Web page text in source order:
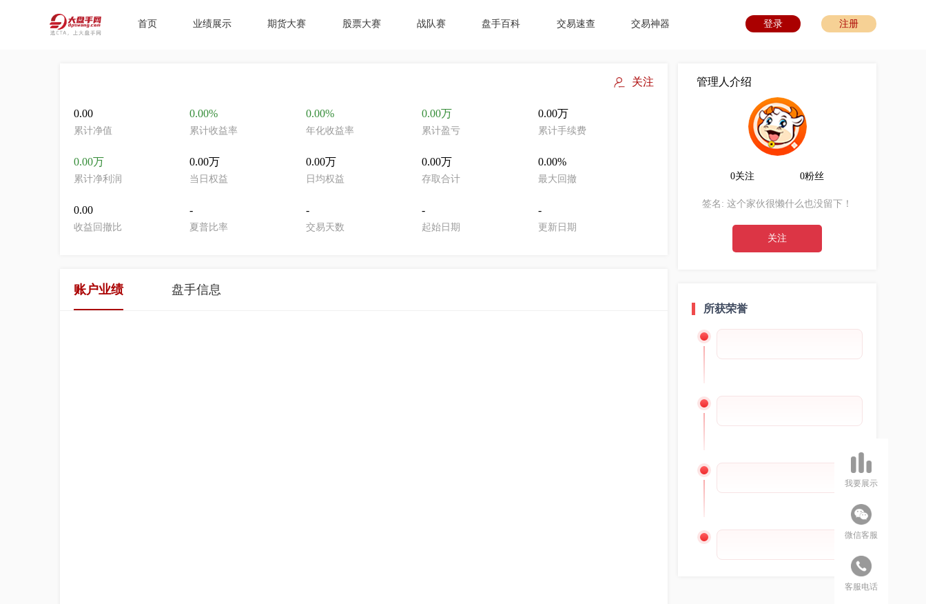
首页 业绩展示 期货大赛 股票大赛 战队赛 盘手百科 交易速查 交易神器 登录 注册
关注
0.00
累计净值
0.00%
累计收益率
0.00%
年化收益率
0.00万
累计盈亏
0.00万
累计手续费
0.00万
累计净利润
0.00万
当日权益
0.00万
日均权益
0.00万
存取合计
0.00%
最大回撤
0.00
收益回撤比
-
夏普比率
-
交易天数
-
起始日期
-
更新日期
账户业绩 盘手信息
管理人介绍
0关注 0粉丝
签名: 这个家伙很懒什么也没留下！
关注
所获荣誉
我要展示
微信客服
客服电话